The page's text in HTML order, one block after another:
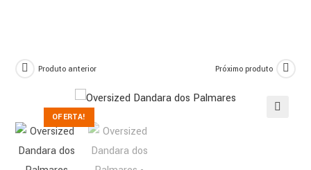
OFERTA!
Produto anterior Próximo produto